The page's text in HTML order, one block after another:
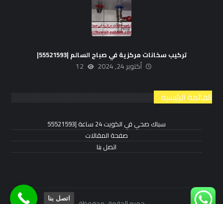
تركيب سخانات مركزية في صباح السالم |55521593|
أكتوبر 24, 2024 12
القائمة الرئيسية
سباك صحي في الكويت 24 ساعة |55521593
صفحة المقالات
اتصل بنا
اتصل بنا